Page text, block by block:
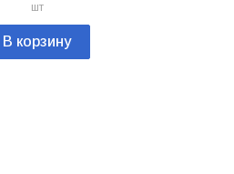
шт
В корзину